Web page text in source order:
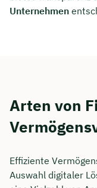
Unternehmen
Arten von
Effiziente
Auswahl digitaler